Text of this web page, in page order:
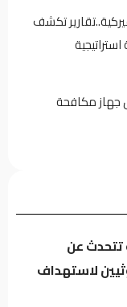
تكشف
جهاز مكافحة
مطالبات
الإقليم
تتحدث عن
لاستهداف